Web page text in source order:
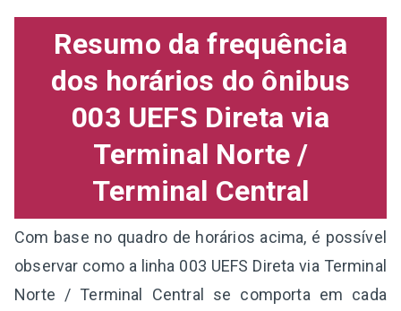
Resumo da frequência
dos horários do ônibus
003 UEFS Direta via
Terminal Norte /
Terminal Central
Com base no quadro de horários acima, é possível
observar como a linha 003 UEFS Direta via Terminal
Norte / Terminal Central se comporta em cada